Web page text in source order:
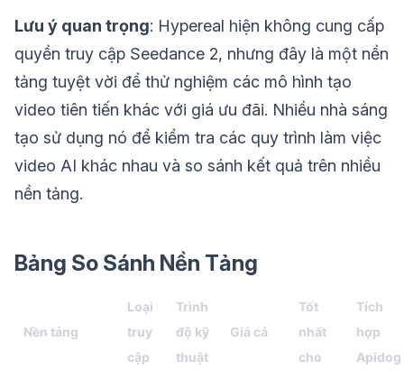
Lưu ý quan trọng: Hypereal hiện không cung cấp
quyền truy cập Seedance 2, nhưng đây là một nền
tảng tuyệt vời để thử nghiệm các mô hình tạo
video tiên tiến khác với giá ưu đãi. Nhiều nhà sáng
tạo sử dụng nó để kiểm tra các quy trình làm việc
video AI khác nhau và so sánh kết quả trên nhiều
nền tảng.
Bảng So Sánh Nền Tảng
Nền tảng
Loại
truy
cập
Trình
độ kỹ
thuật
Giá cả
Tốt
nhất
cho
Tích
hợp
Apidog